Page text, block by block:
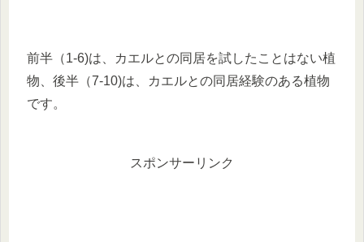
前半（1-6)は、カエルとの同居を試したことはない植
物、後半（7-10)は、カエルとの同居経験のある植物
です。
スポンサーリンク